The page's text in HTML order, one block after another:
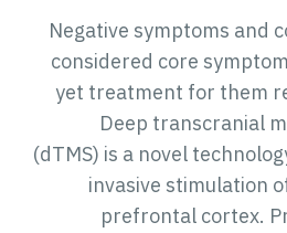
Negative symptoms and
considered core
yet treatment for them
Deep transcranial
(dTMS) is a novel
invasive stimulation
prefrontal cortex.